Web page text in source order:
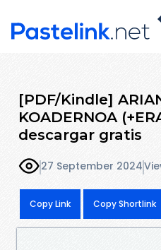
[PDF/Kindle]
KOADERNOA
descargar gratis
27 September 2024
Copy Link Copy Shortlink